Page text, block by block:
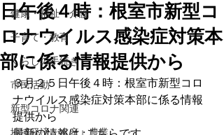
健康・福祉・介護
子育て・教育
くらしの手続き
市民活動
新型コロナ関連
地域経済・水産・農業
日午後４時：根室市新型コ
ロナウイルス感染症対策本
部に係る情報提供から
３月２５日午後４時：根室市新型コロ
ナウイルス感染症対策本部に係る情報
提供から